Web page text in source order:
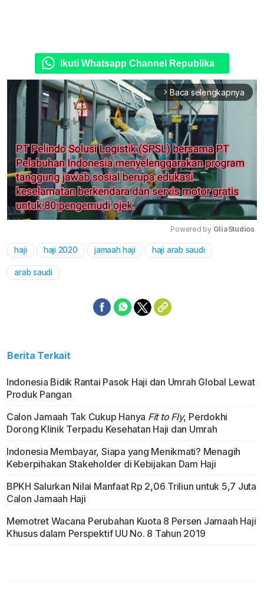
Ikuti Whatsapp Channel Republika
arrow_forward_ios Baca selengkapnya
Powered by GliaStudios
haji haji 2020 jamaah haji haji arab saudi
arab saudi
Berita Terkait
Indonesia Bidik Rantai Pasok Haji dan Umrah Global Lewat
Produk Pangan
Calon Jamaah Tak Cukup Hanya Fit to Fly, Perdokhi
Dorong Klinik Terpadu Kesehatan Haji dan Umrah
Indonesia Membayar, Siapa yang Menikmati? Menagih
Keberpihakan Stakeholder di Kebijakan Dam Haji
BPKH Salurkan Nilai Manfaat Rp 2,06 Triliun untuk 5,7 Juta
Calon Jamaah Haji
Memotret Wacana Perubahan Kuota 8 Persen Jamaah Haji
Khusus dalam Perspektif UU No. 8 Tahun 2019